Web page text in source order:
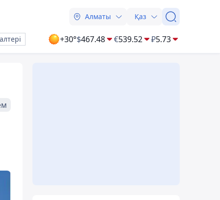
Алматы Қаз
+30°$467.48 €539.52 ₽5.73